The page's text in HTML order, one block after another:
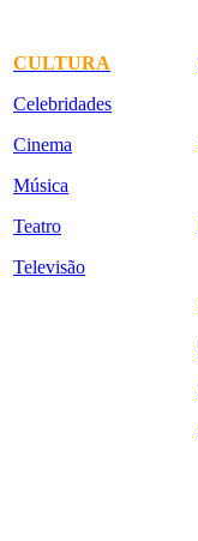
CULTURA
Celebridades
Cinema
Música
Teatro
Televisão